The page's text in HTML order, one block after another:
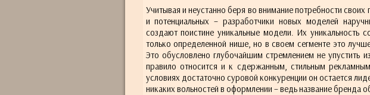
Учитывая и неустанно беря во внимание потребности своих
и потенциальных – разработчики новых моделей
создают поистине уникальные модели. Их уникальность
только определенной нише, но в своем сегменте это
Это обусловлено глубочайшим стремлением не упустить
правило относится и к сдержанным, стильным
условиях достаточно суровой конкуренции он остается
никаких вольностей в оформлении – ведь название бренда